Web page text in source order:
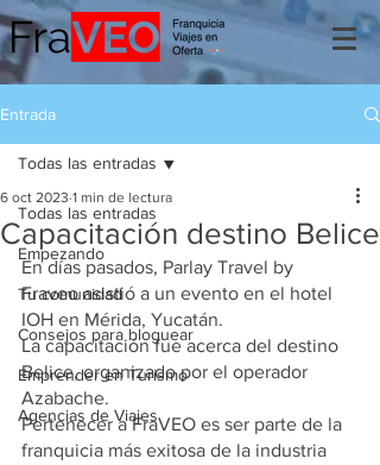
Entrada
Todas las entradas
Empezando
Tu comunidad
Consejos para bloguear
Emprender en Turismo
Agencias de Viajes
Todas las entradas
Capacitación destino Belice
6 oct 2023 1 min de lectura
En días pasados, Parlay Travel by
Fraveo asistió a un evento en el hotel
IOH en Mérida, Yucatán.
La capacitación fue acerca del destino
Belice, organizado por el operador
Azabache.
Pertenecer a FraVEO es ser parte de la
franquicia más exitosa de la industria